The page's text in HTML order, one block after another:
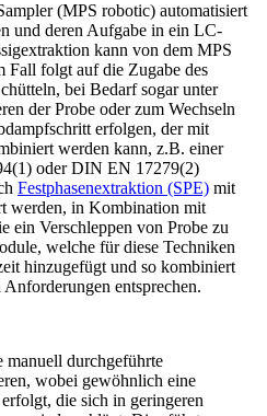
(MPS robotic) automatisiert
und deren Aufgabe in ein LC-
kann von dem MPS
Fall folgt auf die Zugabe des
bei Bedarf sogar unter
der Probe oder zum Wechseln
erfolgen, der mit
werden kann, z.B. einer
oder DIN EN 17279(2)
Festphasenextraktion (SPE) mit
werden, in Kombination mit
ein Verschleppen von Probe zu
welche für diese Techniken
hinzugefügt und so kombiniert
entsprechen.
durchgeführte
wobei gewöhnlich eine
die sich in geringeren